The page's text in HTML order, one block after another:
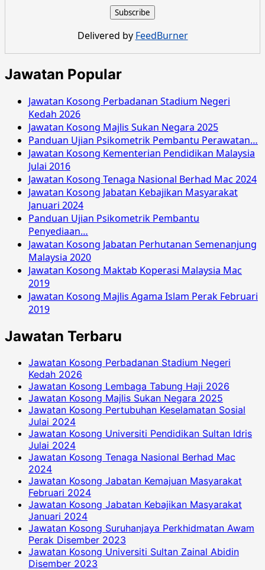
Malaysia
November
2016
Delivered by FeedBurner
Jawatan Popular
Jawatan Kosong Perbadanan Stadium Negeri
Kedah 2026
Jawatan Kosong Majlis Sukan Negara 2025
Panduan Ujian Psikometrik Pembantu Perawatan…
Jawatan Kosong Kementerian Pendidikan Malaysia
Julai 2016
Jawatan Kosong Tenaga Nasional Berhad Mac 2024
Jawatan Kosong Jabatan Kebajikan Masyarakat
Januari 2024
Panduan Ujian Psikometrik Pembantu
Penyediaan…
Jawatan Kosong Jabatan Perhutanan Semenanjung
Malaysia 2020
Jawatan Kosong Maktab Koperasi Malaysia Mac
2019
Jawatan Kosong Majlis Agama Islam Perak Februari
2019
Jawatan Terbaru
Jawatan Kosong Perbadanan Stadium Negeri
Kedah 2026
Jawatan Kosong Lembaga Tabung Haji 2026
Jawatan Kosong Majlis Sukan Negara 2025
Jawatan Kosong Pertubuhan Keselamatan Sosial
Julai 2024
Jawatan Kosong Universiti Pendidikan Sultan Idris
Julai 2024
Jawatan Kosong Tenaga Nasional Berhad Mac
2024
Jawatan Kosong Jabatan Kemajuan Masyarakat
Februari 2024
Jawatan Kosong Jabatan Kebajikan Masyarakat
Januari 2024
Jawatan Kosong Suruhanjaya Perkhidmatan Awam
Perak Disember 2023
Jawatan Kosong Universiti Sultan Zainal Abidin
Disember 2023